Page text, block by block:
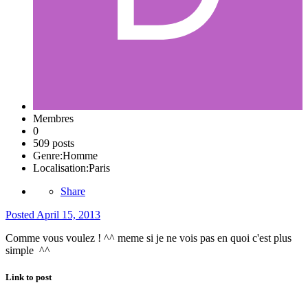
Membres
0
509 posts
Genre:Homme
Localisation:Paris
Share
Posted April 15, 2013
Comme vous voulez ! ^^ meme si je ne vois pas en quoi c'est plus
simple ^^
Link to post